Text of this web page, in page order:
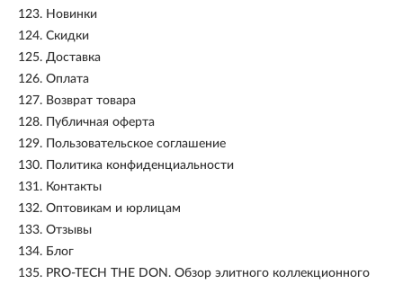
123. Новинки
124. Скидки
125. Доставка
126. Оплата
127. Возврат товара
128.
Публичная оферта
129.
Пользовательское соглашение
130.
Политика конфиденциальности
131. Контакты
132. Оптовикам и юрлицам
133. Отзывы
134. Блог
135. PRO-TECH THE DON. Обзор элитного коллекционного